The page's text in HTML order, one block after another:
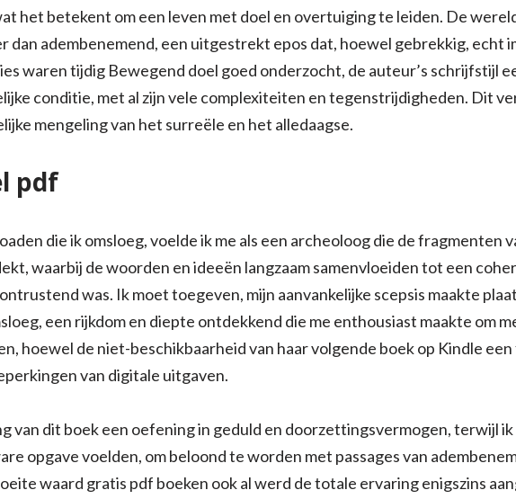
het betekent om een leven met doel en overtuiging te leiden. De
dan adembenemend, een uitgestrekt epos dat, hoewel gebrekkig, echt
waren tijdig Bewegend doel goed onderzocht, de auteur’s schrijfstijl
conditie, met al zijn vele complexiteiten en tegenstrijdigheden. Dit
mengeling van het surreële en het alledaagse.
pdf
die ik omsloeg, voelde ik me als een archeoloog die de fragmenten
waarbij de woorden en ideeën langzaam samenvloeiden tot een
was. Ik moet toegeven, mijn aanvankelijke scepsis maakte
een rijkdom en diepte ontdekkend die me enthousiast maakte om
hoewel de niet-beschikbaarheid van haar volgende boek op Kindle
van digitale uitgaven.
van dit boek een oefening in geduld en doorzettingsvermogen, terwijl
opgave voelden, om beloond te worden met passages van
waard gratis pdf boeken ook al werd de totale ervaring enigszins